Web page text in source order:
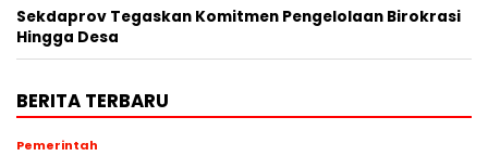
Sekdaprov Tegaskan Komitmen Pengelolaan Birokrasi
Hingga Desa
BERITA TERBARU
Pemerintah